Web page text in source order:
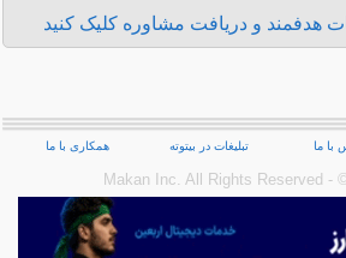
هدفمند و دریافت مشاوره کلیک کنید
با ما تبلیغات در بیتوته همکاری با ما
Makan Inc.‎ All Rights Reserved -